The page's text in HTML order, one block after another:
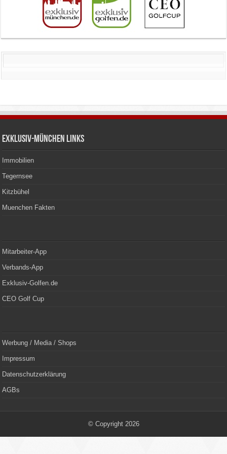
Exklusiv-München Links
Immobilien
Tegernsee
Kitzbühel
Muenchen Fakten
Mitarbeiter-App
Verbands-App
Exklusiv-Golfen.de
CEO Golf Cup
Werbung / Media / Shops
Impressum
Datenschutzerklärung
AGBs
© Copyright 2026